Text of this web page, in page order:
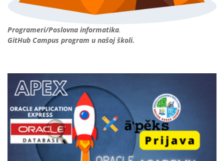
Programeri/Poslovna informatika.
GitHub Campus program u našoj školi.